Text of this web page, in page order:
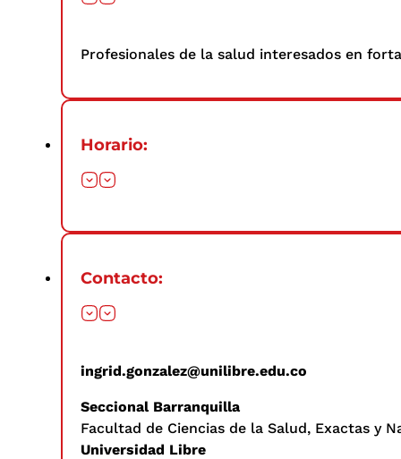
Profesionales de la salud interesados en
Horario:
Contacto:
ingrid.gonzalez@unilibre.edu.co
Seccional Barranquilla
Facultad de Ciencias de la Salud, Exactas y
Universidad Libre